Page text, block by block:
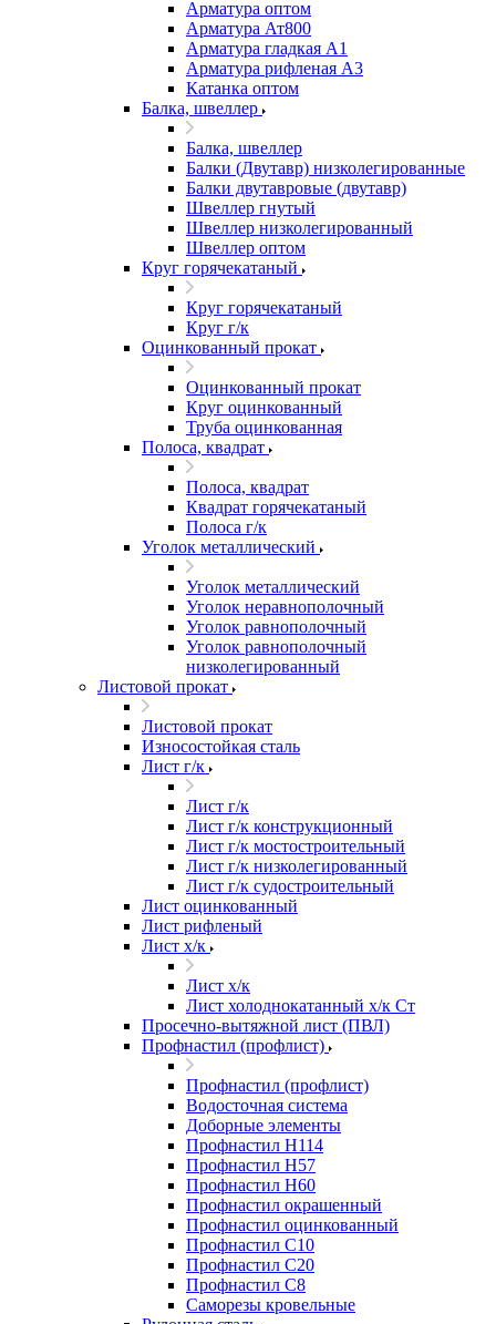
Арматура оптом
Арматура Ат800
Арматура гладкая А1
Арматура рифленая А3
Катанка оптом
Балка, швеллер
Балка, швеллер
Балки (Двутавр) низколегированные
Балки двутавровые (двутавр)
Швеллер гнутый
Швеллер низколегированный
Швеллер оптом
Круг горячекатаный
Круг горячекатаный
Круг г/к
Оцинкованный прокат
Оцинкованный прокат
Круг оцинкованный
Труба оцинкованная
Полоса, квадрат
Полоса, квадрат
Квадрат горячекатаный
Полоса г/к
Уголок металлический
Уголок металлический
Уголок неравнополочный
Уголок равнополочный
Уголок равнополочный
низколегированный
Листовой прокат
Листовой прокат
Износостойкая сталь
Лист г/к
Лист г/к
Лист г/к конструкционный
Лист г/к мостостроительный
Лист г/к низколегированный
Лист г/к судостроительный
Лист оцинкованный
Лист рифленый
Лист х/к
Лист х/к
Лист холоднокатанный х/к Ст
Просечно-вытяжной лист (ПВЛ)
Профнастил (профлист)
Профнастил (профлист)
Водосточная система
Доборные элементы
Профнастил Н114
Профнастил Н57
Профнастил Н60
Профнастил окрашенный
Профнастил оцинкованный
Профнастил С10
Профнастил С20
Профнастил С8
Саморезы кровельные